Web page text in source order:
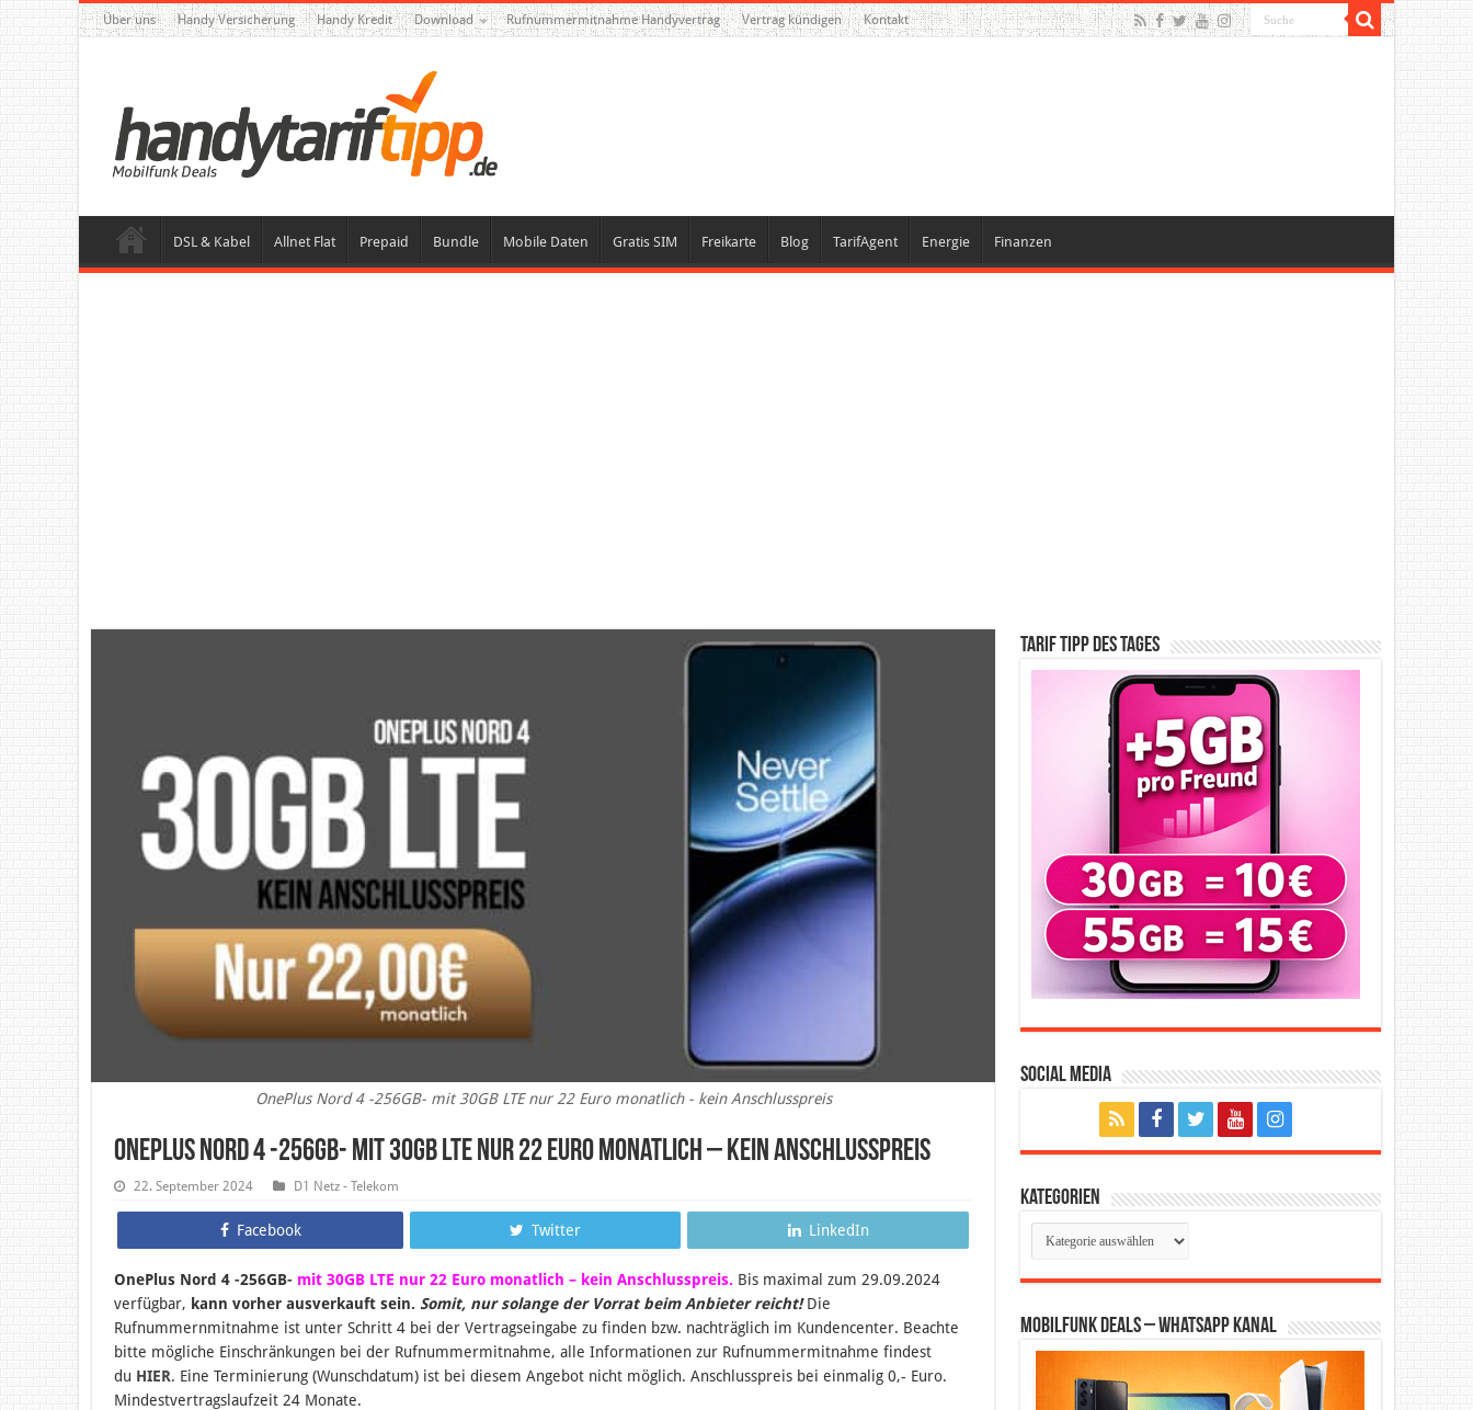
Über uns Handy Versicherung Handy Kredit Download Rufnummermitnahme Handyvertrag Vertrag kündigen Kontakt
DSL & Kabel Allnet Flat Prepaid Bundle Mobile Daten Gratis SIM Freikarte Blog TarifAgent Energie Finanzen
OnePlus Nord 4 -256GB- mit 30GB LTE nur 22 Euro monatlich - kein Anschlusspreis
OnePlus Nord 4 -256GB- mit 30GB LTE nur 22 Euro monatlich – kein Anschlusspreis
22. September 2024 D1 Netz - Telekom
Facebook Twitter LinkedIn
OnePlus Nord 4 -256GB- mit 30GB LTE nur 22 Euro monatlich – kein Anschlusspreis. Bis maximal zum 29.09.2024
verfügbar, kann vorher ausverkauft sein. Somit, nur solange der Vorrat beim Anbieter reicht!Die
Rufnummernmitnahme ist unter Schritt 4 bei der Vertragseingabe zu finden bzw. nachträglich im Kundencenter. Beachte
bitte mögliche Einschränkungen bei der Rufnummermitnahme, alle Informationen zur Rufnummermitnahme findest
du HIER. Eine Terminierung (Wunschdatum) ist bei diesem Angebot nicht möglich. Anschlusspreis bei einmalig 0,- Euro.
Mindestvertragslaufzeit 24 Monate.
Tarif Tipp des Tages
Social Media
Kategorien
Kategorien
Mobilfunk Deals – WhatsApp Kanal